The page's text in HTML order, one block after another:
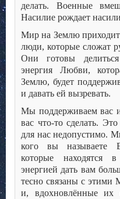
делать. Военные
Насилие рождает
Мир на Землю приходит
люди, которые сложат
Они готовы
энергия Любви,
Землю, будет
и давать ей вызревать.
Мы поддерживаем вас
вас что-то сделать.
для нас недопустимо.
кого вы называете
которые находятся
энергией дать вам
тесно связаны с этими
и, вдохновлённые их